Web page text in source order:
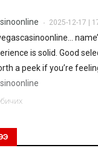
• 2025-12-17 |
is solid. Good
a peek if you’re